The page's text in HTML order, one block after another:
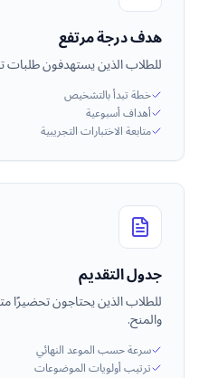
هدف درجة مرتفع
للطلاب الذين يستهدفون
خطة تبدأ بالتشخيص
أهداف أسبوعية
متابعة الاختبارات التجريبية
جدول التقديم
للطلاب الذين يحتاجون تحضيرًا
والمنح.
سرعة حسب الموعد النهائي
ترتيب أولويات الموضوعات